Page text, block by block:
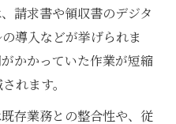
請求書や領収書のデジタ
導入などが挙げられま
かかっていた作業が短縮
れます。
存業務との整合性や、従